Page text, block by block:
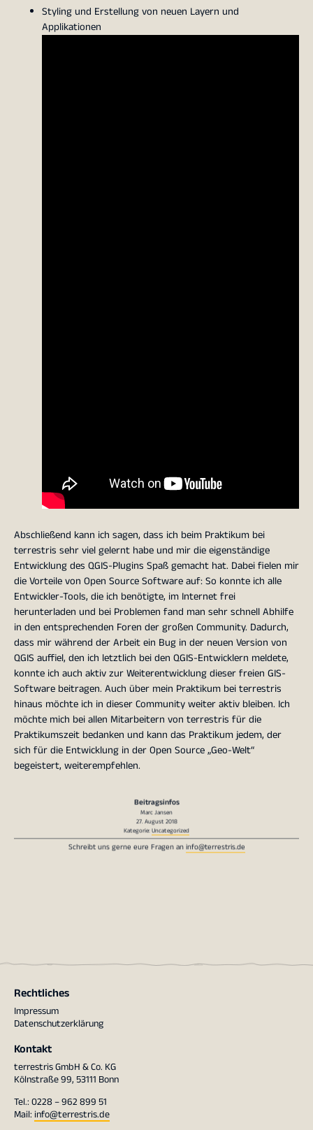
Styling und Erstellung von neuen Layern und
Applikationen
Abschließend kann ich sagen, dass ich beim Praktikum bei
terrestris sehr viel gelernt habe und mir die eigenständige
Entwicklung des QGIS-Plugins Spaß gemacht hat. Dabei fielen mir
die Vorteile von Open Source Software auf: So konnte ich alle
Entwickler-Tools, die ich benötigte, im Internet frei
herunterladen und bei Problemen fand man sehr schnell Abhilfe
in den entsprechenden Foren der großen Community. Dadurch,
dass mir während der Arbeit ein Bug in der neuen Version von
QGIS auffiel, den ich letztlich bei den QGIS-Entwicklern meldete,
konnte ich auch aktiv zur Weiterentwicklung dieser freien GIS-
Software beitragen. Auch über mein Praktikum bei terrestris
hinaus möchte ich in dieser Community weiter aktiv bleiben. Ich
möchte mich bei allen Mitarbeitern von terrestris für die
Praktikumszeit bedanken und kann das Praktikum jedem, der
sich für die Entwicklung in der Open Source „Geo-Welt“
begeistert, weiterempfehlen.
Marc Jansen
27. August 2018
Kategorie:Uncategorized
Schreibt uns gerne eure Fragen aninfo@terrestris.de
Rechtliches
Impressum
Datenschutzerklärung
Kontakt
terrestris GmbH & Co. KG
Kölnstraße 99, 53111 Bonn
Tel.: 0228 – 962 899 51
Mail: info@terrestris.de